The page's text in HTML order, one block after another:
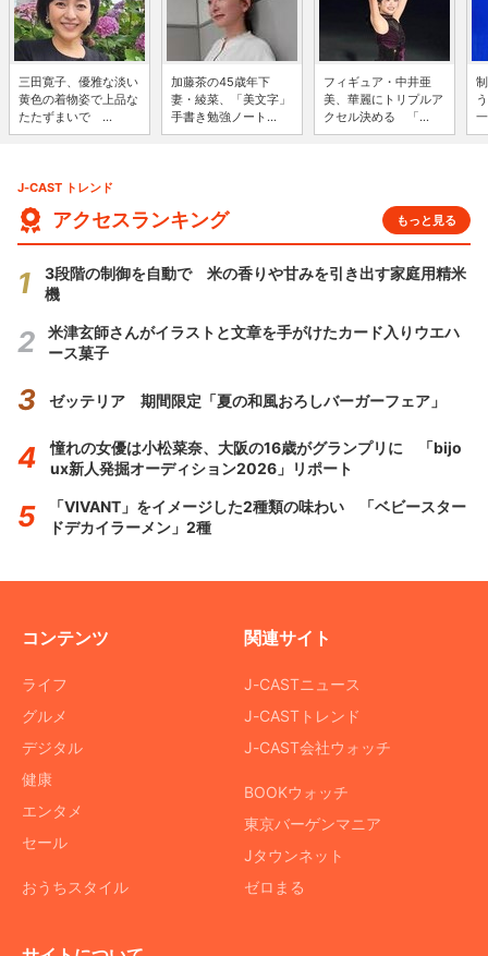
三田寛子、優雅な淡い
黄色の着物姿で上品な
たたずまいで ...
加藤茶の45歳年下
妻・綾菜、「美文字」
手書き勉強ノート...
フィギュア・中井亜
美、華麗にトリプルア
クセル決める 「...
J-CAST トレンド
アクセスランキング もっと見る
3段階の制御を自動で 米の香りや甘みを引き出す家庭用精米
機
米津玄師さんがイラストと文章を手がけたカード入りウエハ
ース菓子
ゼッテリア 期間限定「夏の和風おろしバーガーフェア」
憧れの女優は小松菜奈、大阪の16歳がグランプリに 「bijo
ux新人発掘オーディション2026」リポート
「VIVANT」をイメージした2種類の味わい 「ベビースター
ドデカイラーメン」2種
コンテンツ
ライフ
グルメ
デジタル
健康
エンタメ
セール
おうちスタイル
関連サイト
J-CASTニュース
J-CASTトレンド
J-CAST会社ウォッチ
BOOKウォッチ
東京バーゲンマニア
Jタウンネット
ゼロまる